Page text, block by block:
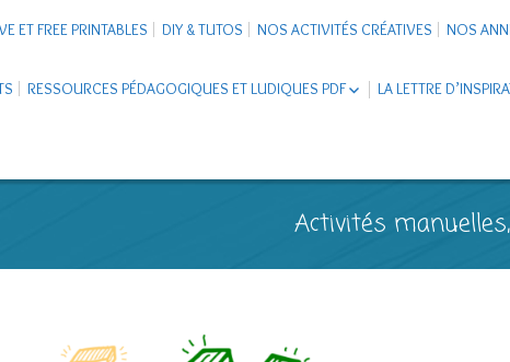
ET FREE PRINTABLES DIY & TUTOS NOS ACTIVITÉS CRÉATIVES NOS
RESSOURCES PÉDAGOGIQUES ET LUDIQUES PDF
CARNETS DE VOYAGE ENFANTS
LA LETTRE
Activités